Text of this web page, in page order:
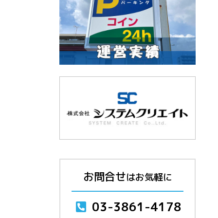
お問合せはお気軽に
03-3861-4178